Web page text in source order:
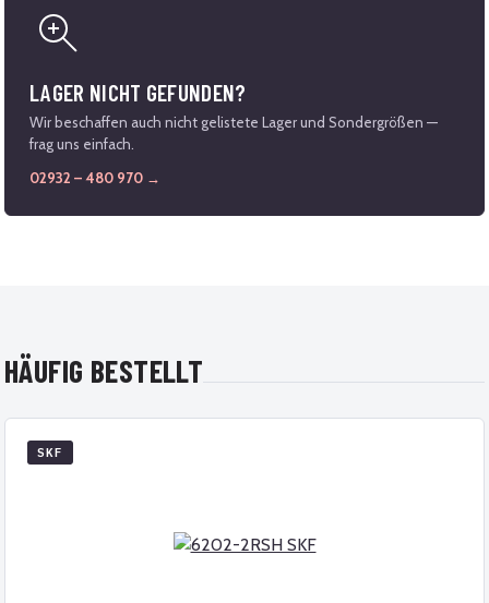
LAGER NICHT GEFUNDEN?
Wir beschaffen auch nicht gelistete Lager und Sondergrößen —
frag uns einfach.
02932 – 480 970 →
HÄUFIG BESTELLT
SKF